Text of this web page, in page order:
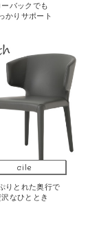
ーバックでも
かりサポート
aile
りとれた奥行で
沢なひととき